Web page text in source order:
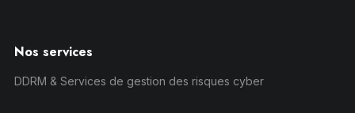
Nos services
DDRM & Services de gestion des risques cyber